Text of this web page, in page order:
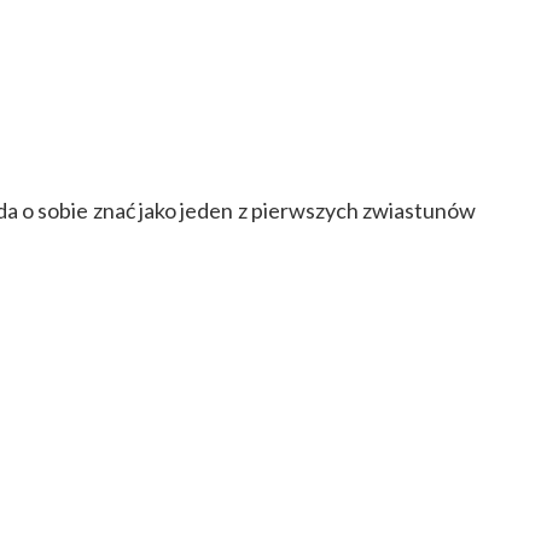
o sobie znać jako jeden z pierwszych zwiastunów